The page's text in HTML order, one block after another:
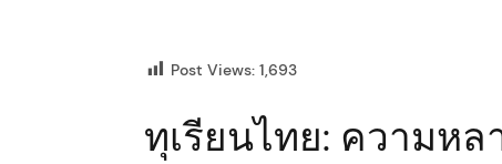
o
n
Post Views: 1,693
ทุเรียนไทย: ความห